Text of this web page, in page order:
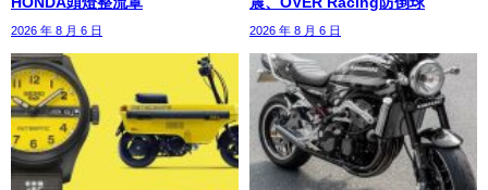
2026 年 8 月 6 日 2026 年 8 月 6 日